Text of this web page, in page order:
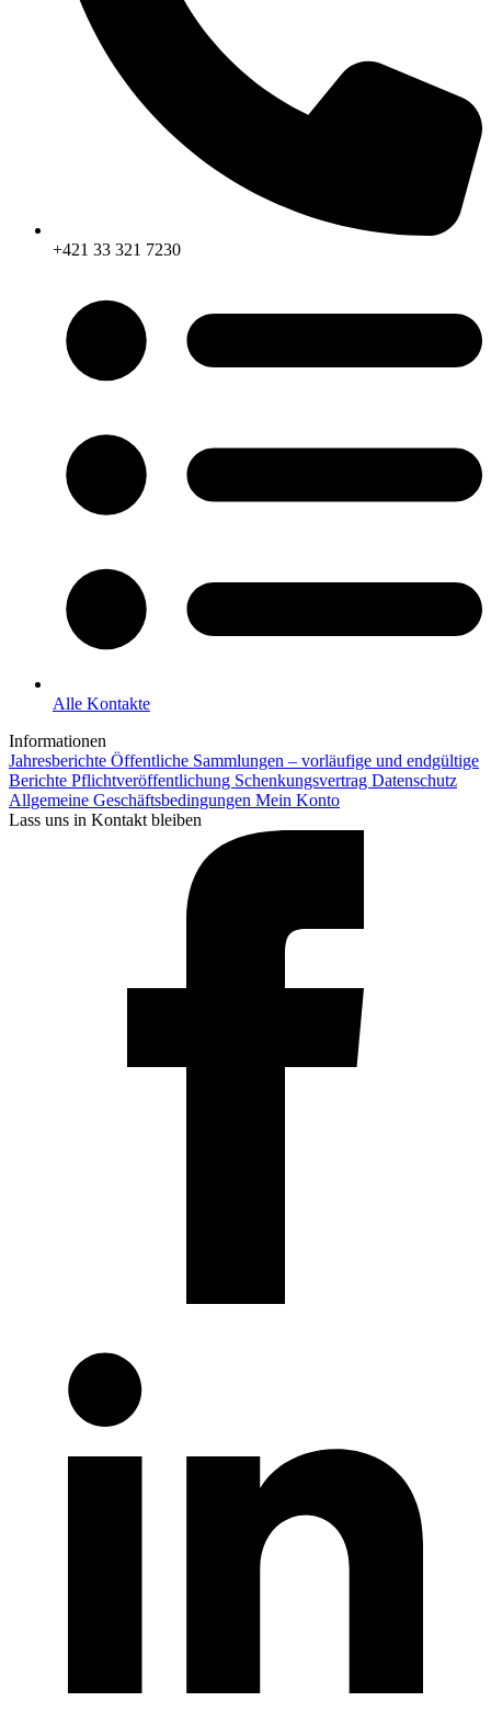
+421 33 321 7230
Alle Kontakte
Informationen
Jahresberichte Öffentliche Sammlungen – vorläufige und endgültige
Berichte Pflichtveröffentlichung Schenkungsvertrag Datenschutz
Allgemeine Geschäftsbedingungen Mein Konto
Lass uns in Kontakt bleiben